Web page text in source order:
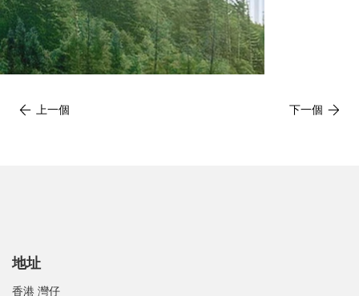
上一個 下一個
地址
香港 灣仔